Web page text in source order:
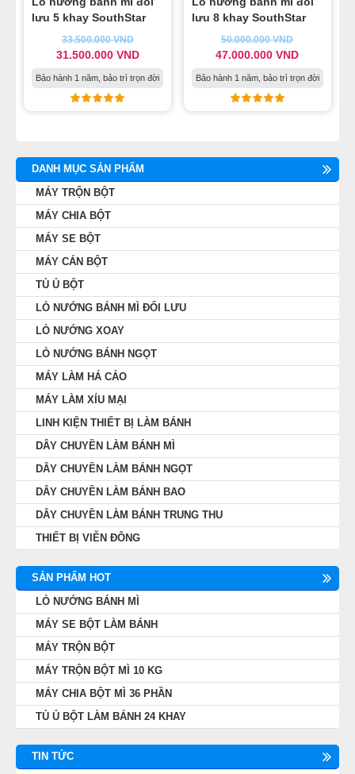
lưu 5 khay SouthStar
33.500.000VND
31.500.000 VND
Bảo hành 1 năm, bảo trì trọn đời
lưu 8 khay SouthStar
50.000.000VND
47.000.000VND
Bảo hành 1 năm, bảo trì trọn đời
DANH MỤC SẢN PHẨM
MÁY TRỘN BỘT
MÁY CHIA BỘT
MÁY SE BỘT
MÁY CÁN BỘT
TỦ Ủ BỘT
LÒ NƯỚNG BÁNH MÌ ĐỐI LƯU
LÒ NƯỚNG XOAY
LÒ NƯỚNG BÁNH NGỌT
MÁY LÀM HÁ CẢO
MÁY LÀM XÍU MẠI
LINH KIỆN THIẾT BỊ LÀM BÁNH
DÂY CHUYỀN LÀM BÁNH MÌ
DÂY CHUYỀN LÀM BÁNH NGỌT
DÂY CHUYỀN LÀM BÁNH BAO
DÂY CHUYỀN LÀM BÁNH TRUNG THU
THIẾT BỊ VIỄN ĐÔNG
SẢN PHẨM HOT
LÒ NƯỚNG BÁNH MÌ
MÁY SE BỘT LÀM BÁNH
MÁY TRỘN BỘT
MÁY TRỘN BỘT MÌ 10 KG
MÁY CHIA BỘT MÌ 36 PHẦN
TỦ Ủ BỘT LÀM BÁNH 24 KHAY
TIN TỨC
MÁY LÀM HÁ CẢO
MÁY LÀM XÍU MẠI
LINH KIỆN THIẾT BỊ LÀM BÁNH
DÂY CHUYỀN LÀM BÁNH NGỌT
DÂY CHUYỀN LÀM BÁNH BAO
DÂY CHUYỀN LÀM BÁNH TRUNG THU
THIẾT BỊ VIỄN ĐÔNG